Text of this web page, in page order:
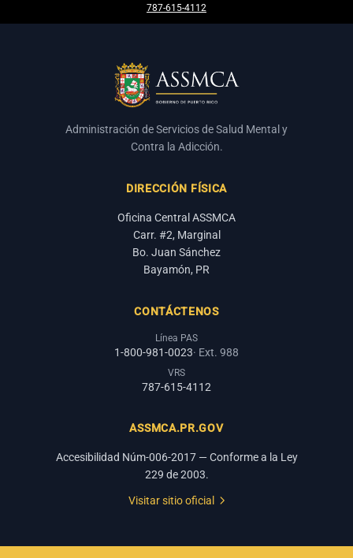
787-615-4112
Administración de Servicios de Salud Mental y
Contra la Adicción.
DIRECCIÓN FÍSICA
Oficina Central ASSMCA
Carr. #2, Marginal
Bo. Juan Sánchez
Bayamón, PR
CONTÁCTENOS
Línea PAS
1-800-981-0023· Ext. 988
VRS
787-615-4112
ASSMCA.PR.GOV
Accesibilidad Núm-006-2017 — Conforme a la Ley
229 de 2003.
Visitar sitio oficial